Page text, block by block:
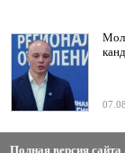
Полная версия сайта